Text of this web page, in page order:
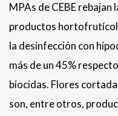
MPAs de CEBE rebajan
productos
la desinfección con
más de un 45%
biocidas. Flores
son, entre otros,